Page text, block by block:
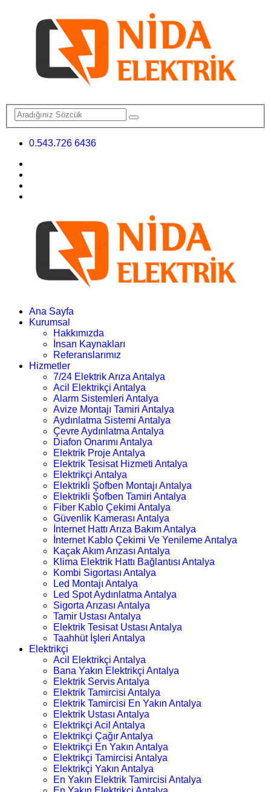
0.543.726 6436
Ana Sayfa
Kurumsal
Hakkımızda
İnsan Kaynakları
Referanslarımız
Hizmetler
7/24 Elektrik Arıza Antalya
Acil Elektrikçi Antalya
Alarm Sistemleri Antalya
Avize Montajı Tamiri Antalya
Aydınlatma Sistemi Antalya
Çevre Aydınlatma Antalya
Diafon Onarımı Antalya
Elektrik Proje Antalya
Elektrik Tesisat Hizmeti Antalya
Elektrikçi Antalya
Elektrikli Şofben Montajı Antalya
Elektrikli Şofben Tamiri Antalya
Fiber Kablo Çekimi Antalya
Güvenlik Kamerası Antalya
İnternet Hattı Arıza Bakım Antalya
İnternet Kablo Çekimi Ve Yenileme Antalya
Kaçak Akım Arızası Antalya
Klima Elektrik Hattı Bağlantısı Antalya
Kombi Sigortası Antalya
Led Montajı Antalya
Led Spot Aydınlatma Antalya
Sigorta Arızası Antalya
Tamir Ustası Antalya
Elektrik Tesisat Ustası Antalya
Taahhüt İşleri Antalya
Elektrikçi
Acil Elektrikçi Antalya
Bana Yakın Elektrikçi Antalya
Elektrik Servis Antalya
Elektrik Tamircisi Antalya
Elektrik Tamircisi En Yakın Antalya
Elektrik Ustası Antalya
Elektrikçi Acil Antalya
Elektrikçi Çağır Antalya
Elektrikçi En Yakın Antalya
Elektrikçi Tamircisi Antalya
Elektrikçi Yakın Antalya
En Yakın Elektrik Tamircisi Antalya